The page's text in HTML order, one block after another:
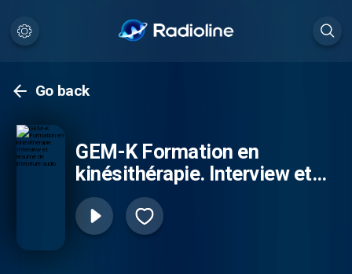
Go back
GEM-K Formation en
kinésithérapie. Interview et
résumé de littérature audio